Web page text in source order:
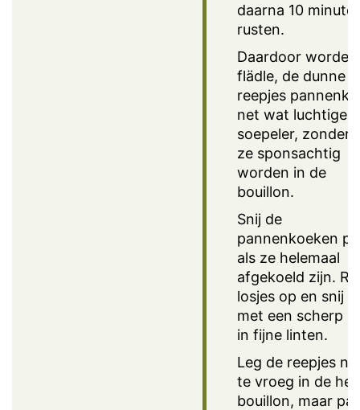
daarna 10
rusten.
Daardoor worden
flädle, de dunne
reepjes
net wat luchtiger
soepeler, zonder
ze sponsachtig
worden in de
bouillon.
Snij de
pannenkoeken
als ze helemaal
afgekoeld zijn.
losjes op en snij
met een scherp
in fijne linten.
Leg de reepjes
te vroeg in de
bouillon, maar pas